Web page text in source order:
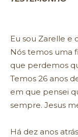
Eu sou Zarelle e
Nós temos uma
que perdemos
Temos 26 anos
em que pensei
sempre. Jesus
Há dez anos